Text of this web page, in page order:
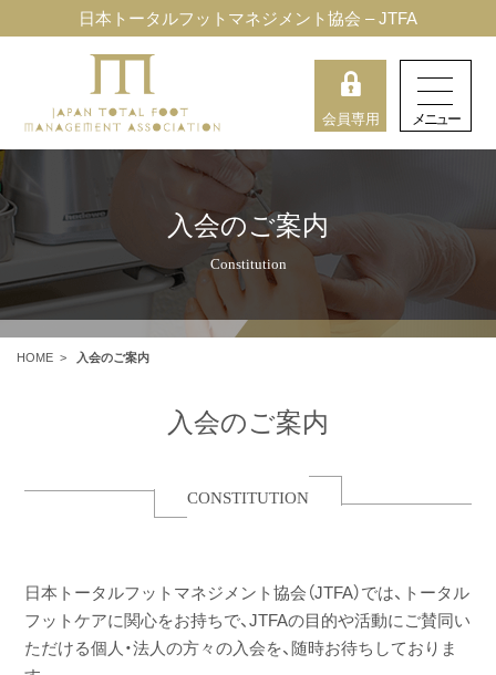
日本トータルフットマネジメント協会 – JTFA
会員専用
入会のご案内
Constitution
HOME > 入会のご案内
入会のご案内
CONSTITUTION
日本トータルフットマネジメント協会（JTFA）では、トータル
フットケアに関心をお持ちで、JTFAの目的や活動にご賛同い
ただける個人・法人の方々の入会を、随時お待ちしておりま